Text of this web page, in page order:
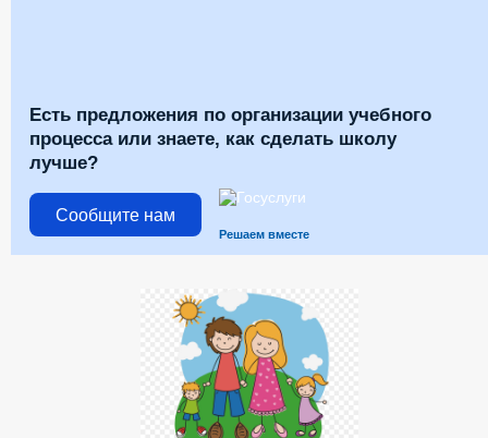
Есть предложения по организации учебного
процесса или знаете, как сделать школу
лучше?
Сообщите нам
Решаем вместе